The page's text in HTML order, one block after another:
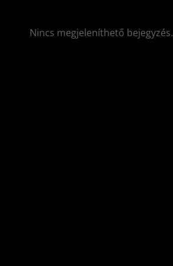
Nincs megjeleníthető bejegyzés.